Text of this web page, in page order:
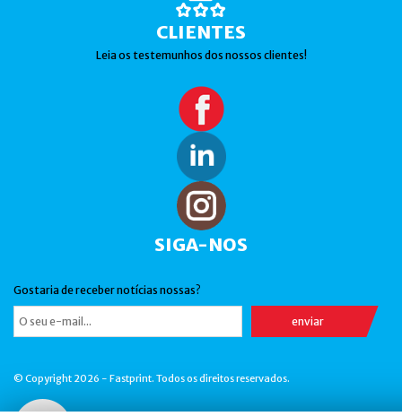
CLIENTES
Leia os testemunhos dos nossos clientes!
SIGA-NOS
Gostaria de receber notícias nossas?
© Copyright 2026 - Fastprint. Todos os direitos reservados.